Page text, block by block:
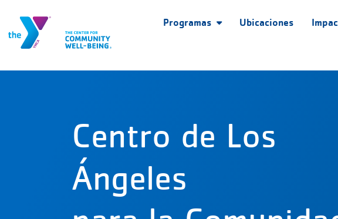
Programas Ubicaciones
Centro de Los
Ángeles